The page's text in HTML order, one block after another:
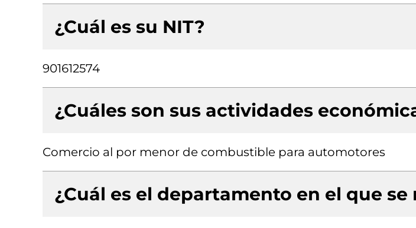
¿Cuál es su NIT?
901612574
¿Cuáles son sus actividades
Comercio al por menor de combustible para automotores
¿Cuál es el departamento en el que se